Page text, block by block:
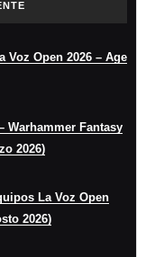
Voz Open 2026 – Age
Warhammer Fantasy
2026)
La Voz Open
2026)